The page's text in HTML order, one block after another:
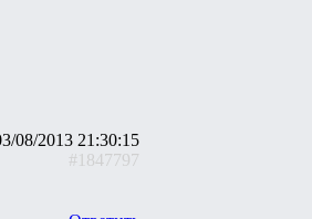
08/2013 21:30:15
#1847797